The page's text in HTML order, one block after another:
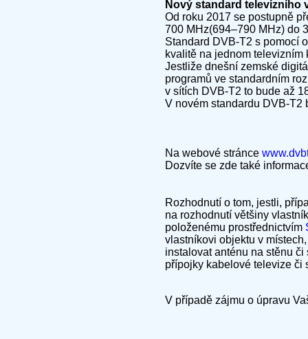
Nový standard televizního
Od roku 2017 se postupně
700 MHz(694–790 MHz) do
Standard DVB-T2 s pomocí
kvalitě na jednom televizním
Jestliže dnešní zemské
programů ve standardním
v sítích DVB-T2 to bude až
V novém standardu DVB-T2
Na webové stránce
Dozvíte se zde také
Rozhodnutí o tom, jestli,
na rozhodnutí většiny
položenému prostřednictvím
vlastníkovi objektu v
instalovat anténu na stěnu
přípojky kabelové televize či
V případě zájmu o úpravu